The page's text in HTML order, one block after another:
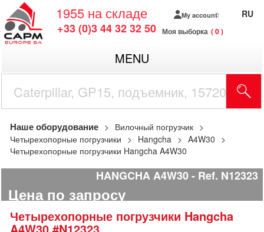
1955 на складе
+33 (0)3 44 32 32 50
My account
Моя выборка 0
RU
MENU
Наше оборудование
Вилочный погрузчик
Четырехопорные погрузчики
Hangcha
A4W30
Четырехопорные погрузчики Hangcha A4W30
HANGCHA A4W30 Ref. N12323
Цена по запросу
Четырехопорные погрузчики Hangcha